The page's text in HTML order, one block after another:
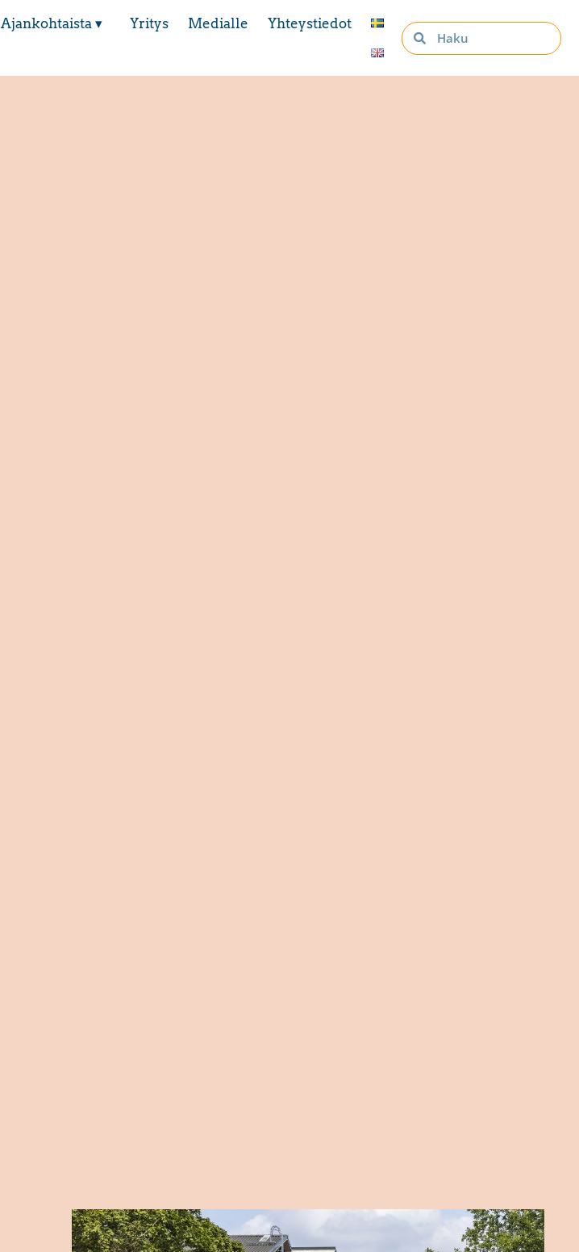
Ajankohtaista ▾ Yritys Medialle Yhteystiedot